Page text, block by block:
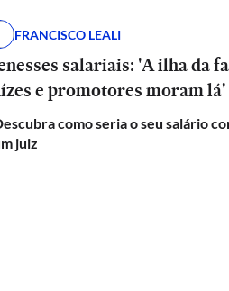
FRANCISCO LEALI
salariais: 'A ilha da
e promotores moram lá'
como seria o seu salário
juiz